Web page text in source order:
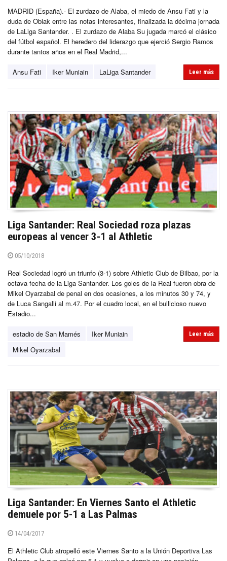
MADRID (España).- El zurdazo de Alaba, el miedo de Ansu Fati y la
duda de Oblak entre las notas interesantes, finalizada la décima jornada
de LaLiga Santander. . El zurdazo de Alaba Su jugada marcó el clásico
del fútbol español. El heredero del liderazgo que ejerció Sergio Ramos
durante tantos años en el Real Madrid,...
Ansu Fati Iker Muniain LaLiga Santander Leer más
Liga Santander: Real Sociedad roza plazas
europeas al vencer 3-1 al Athletic
05/10/2018
Real Sociedad logró un triunfo (3-1) sobre Athletic Club de Bilbao, por la
octava fecha de la Liga Santander. Los goles de la Real fueron obra de
Mikel Oyarzabal de penal en dos ocasiones, a los minutos 30 y 74, y
de Luca Sangalli al m.47. Por el cuadro local, en el bullicioso nuevo
Estadio...
estadio de San Mamés
Iker Muniain
Mikel Oyarzabal
Leer más
Liga Santander: En Viernes Santo el Athletic
demuele por 5-1 a Las Palmas
14/04/2017
El Athletic Club atropelló este Viernes Santo a la Unión Deportiva Las